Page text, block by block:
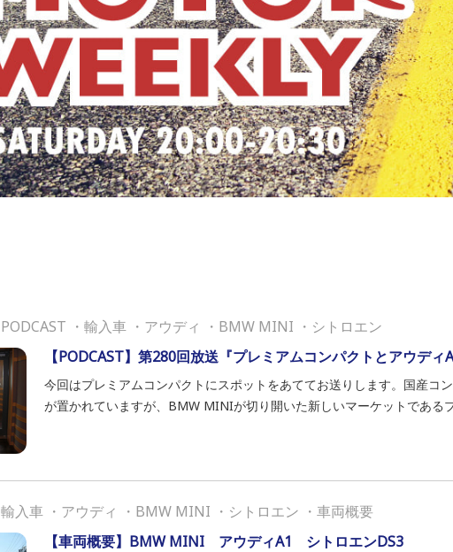
PODCAST ・ 輸入車 ・ アウディ ・ BMW MINI ・ シトロエン
【PODCAST】第280回放送『プレミアムコンパクトとアウディ
今回はプレミアムコンパクトにスポットをあててお送りします。国産コ
が置かれていますが、BMW MINIが切り開いた新しいマーケットである
輸入車 ・ アウディ ・ BMW MINI ・ シトロエン ・ 車両概要
【車両概要】BMW MINI アウディA1 シトロエンDS3